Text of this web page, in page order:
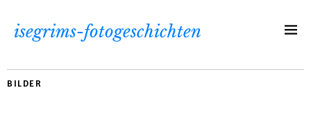
isegrims-fotogeschichten
BILDER